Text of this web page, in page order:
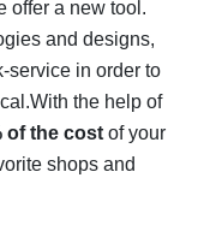
impossible is
- how to find it
- let's
offer a new tool.
and designs,
service in order to
With the help of
of the costof your
shops and